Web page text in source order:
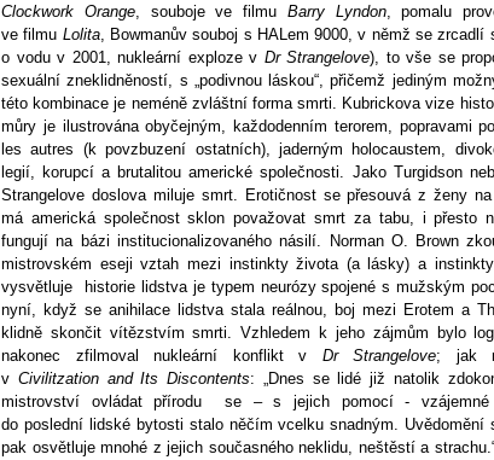
Clockwork Orange, souboje ve filmu Barry Lyndon, pomalu
ve filmu Lolita, Bowmanův souboj s HALem 9000, v němž se zrcadlí
o vodu v 2001, nukleární exploze v Dr Strangelove), to vše se
sexuální zneklidněností, s „podivnou láskou“, přičemž jediným
této kombinace je neméně zvláštní forma smrti. Kubrickova vize
můry je ilustrována obyčejným, každodenním terorem, popravami
les autres (k povzbuzení ostatních), jaderným holocaustem,
legií, korupcí a brutalitou americké společnosti. Jako Turgidson
Strangelove doslova miluje smrt. Erotičnost se přesouvá z ženy
má americká společnost sklon považovat smrt za tabu, i přesto
fungují na bázi institucionalizovaného násilí. Norman O. Brown
mistrovském eseji vztah mezi instinkty života (a lásky) a
vysvětluje historie lidstva je typem neurózy spojené s mužským
nyní, když se anihilace lidstva stala reálnou, boj mezi Erotem a
klidně skončit vítězstvím smrti. Vzhledem k jeho zájmům bylo
nakonec zfilmoval nukleární konflikt v Dr Strangelove; jak
v Civilitzation and Its Discontents: „Dnes se lidé již natolik
mistrovství ovládat přírodu se – s jejich pomocí - vzájemné
do poslední lidské bytosti stalo něčím vcelku snadným. Uvědomění
pak osvětluje mnohé z jejich současného neklidu, neštěstí a